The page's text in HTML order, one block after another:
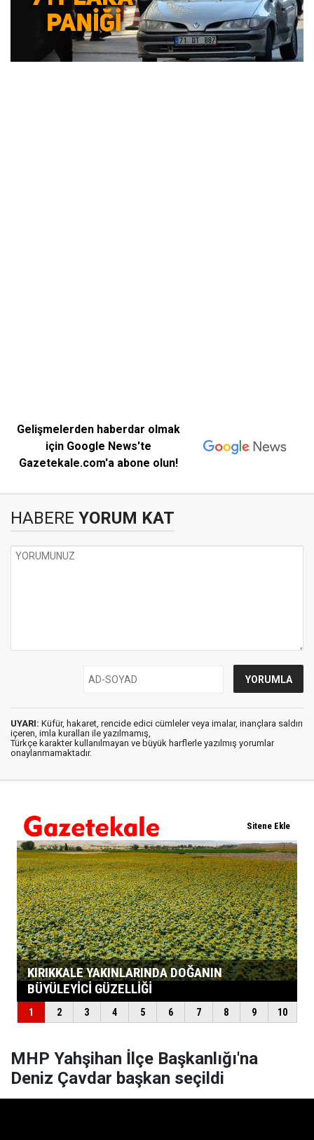
Gelişmelerden haberdar olmak
için Google News'te
Gazetekale.com'a abone olun!
HABERE YORUM KAT
UYARI: Küfür, hakaret, rencide edici cümleler veya imalar, inançlara saldırı
içeren, imla kuralları ile yazılmamış,
Türkçe karakter kullanılmayan ve büyük harflerle yazılmış yorumlar
onaylanmamaktadır.
MHP Yahşihan İlçe Başkanlığı'na
Deniz Çavdar başkan seçildi